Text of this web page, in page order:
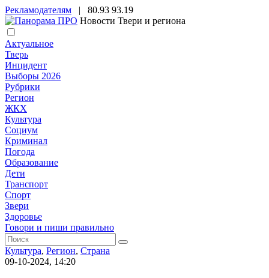
Рекламодателям | 80.93 93.19
Новости Твери и региона
Актуальное
Тверь
Инцидент
Выборы 2026
Рубрики
Регион
ЖКХ
Культура
Социум
Криминал
Погода
Образование
Дети
Транспорт
Спорт
Звери
Здоровье
Говори и пиши правильно
Культура, Регион, Страна
09-10-2024, 14:20